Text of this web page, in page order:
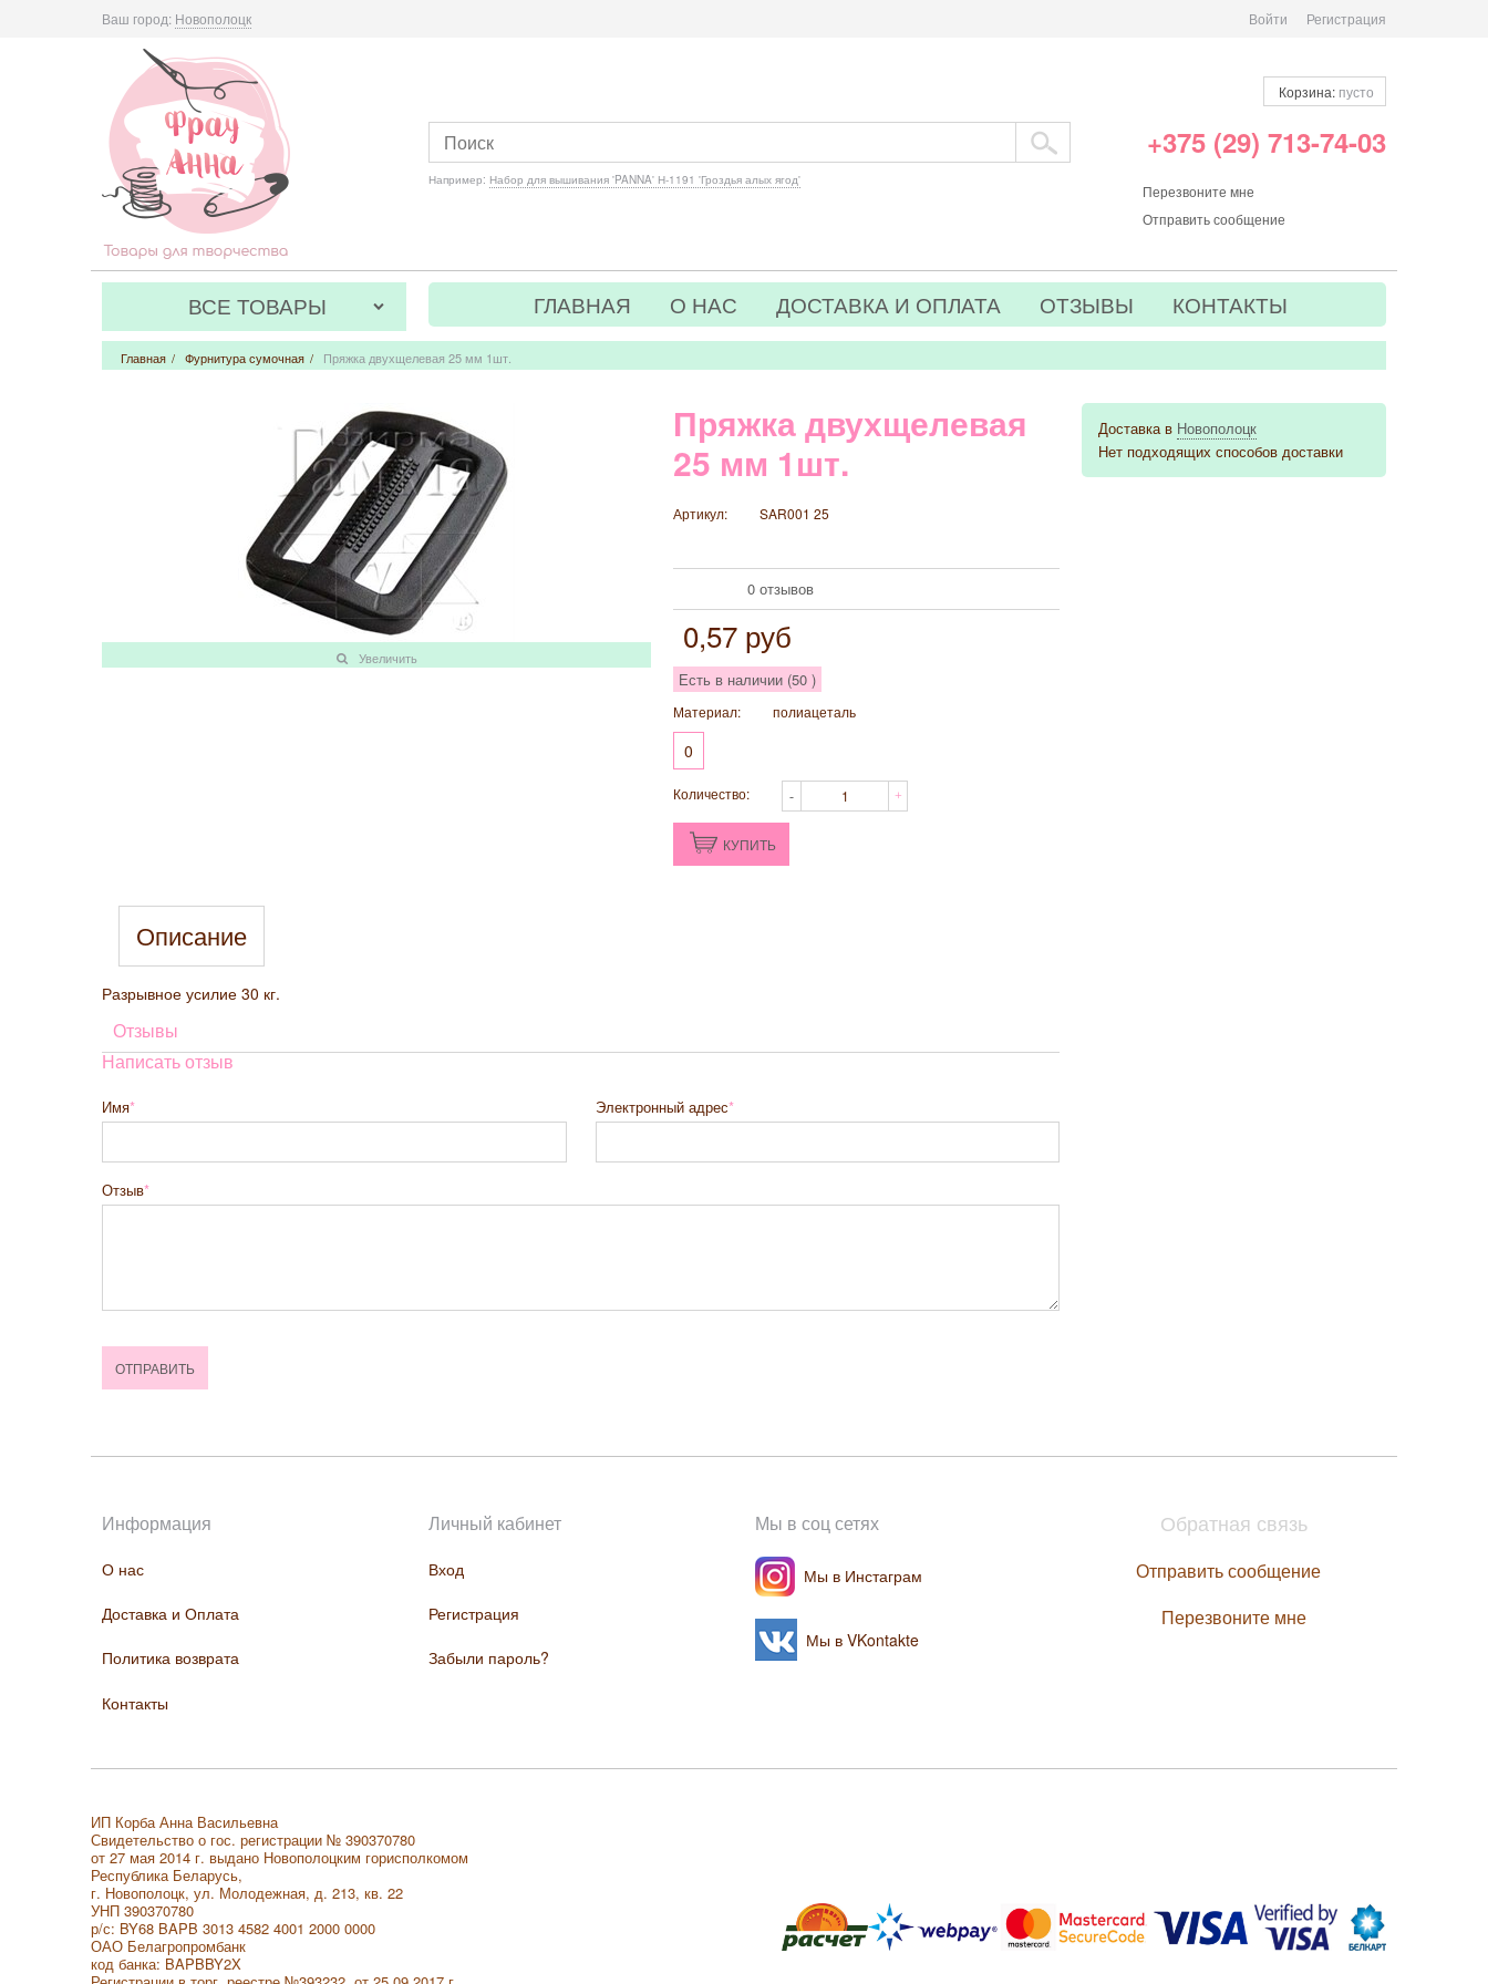
Ваш город: Новополоцк Войти Регистрация
Например: Набор для вышивания 'PANNA' Н-1191 'Гроздья алых ягод'
Корзина: пусто
+375 (29) 713-74-03
Перезвоните мне
Отправить сообщение
ВСЕ ТОВАРЫ ГЛАВНАЯ О НАС ДОСТАВКА И ОПЛАТА ОТЗЫВЫ КОНТАКТЫ
Главная / Фурнитура сумочная / Пряжка двухщелевая 25 мм 1шт.
Увеличить
Пряжка двухщелевая
25 мм 1шт.
Артикул: SAR001 25
0 отзывов
0,57 руб
Есть в наличии (50 )
Материал: полиацеталь
0
Количество:
КУПИТЬ
Описание
Разрывное усилие 30 кг.
Отзывы
Написать отзыв
Имя Электронный адрес
Отзыв
Доставка в Новополоцк
Нет подходящих способов доставки
Информация
О нас
Доставка и Оплата
Политика возврата
Контакты
Личный кабинет
Вход
Регистрация
Забыли пароль?
Мы в соц сетях
Мы в Инстаграм
Мы в VKontakte
Обратная связь
Отправить сообщение
Перезвоните мне
ИП Корба Анна Васильевна
Свидетельство о гос. регистрации № 390370780
от 27 мая 2014 г. выдано Новополоцким горисполкомом
Республика Беларусь,
г. Новополоцк, ул. Молодежная, д. 213, кв. 22
УНП 390370780
р/с: BY68 BAPB 3013 4582 4001 2000 0000
ОАО Белагропромбанк
код банка: BAPBBY2X